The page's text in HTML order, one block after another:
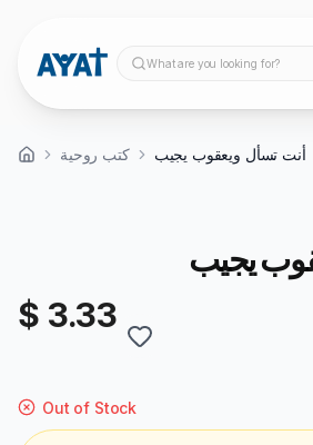
What are you looking for?
كتب روحية أنت تسأل ويعقوب يجيب
يجيب
$ 3.33
Out of Stock